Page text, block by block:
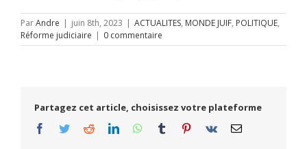
ParAndre | juin 8th, 2023 | ACTUALITES, MONDE JUIF, POLITIQUE,
Réforme judiciaire | 0 commentaire
Partagez cet article, choisissez votre plateforme
Facebook
TwitterRedditLinkedInWhatsApp
Tumblr Pinterest
Vk Email